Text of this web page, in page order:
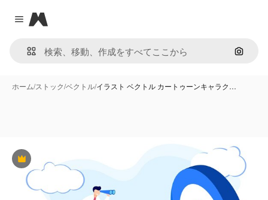
Close menu
Magnific
画像で
ホーム/ストック/ベクトル/イラスト ベクトル カートゥーンキャラク…
Premium